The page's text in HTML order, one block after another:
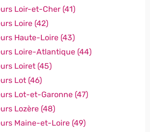
Loir-et-Cher (41)
Loire (42)
Haute-Loire (43)
Loire-Atlantique (44)
Loiret (45)
Lot (46)
Lot-et-Garonne (47)
Lozère (48)
Maine-et-Loire (49)